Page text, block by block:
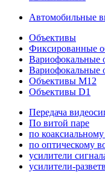
Автомобильные
Объективы
Фиксированные
Вариофокальные
Вариофокальные
Объективы M12
Объективы D1
Передача
По витой паре
по
по оптическому
усилители
усилители-